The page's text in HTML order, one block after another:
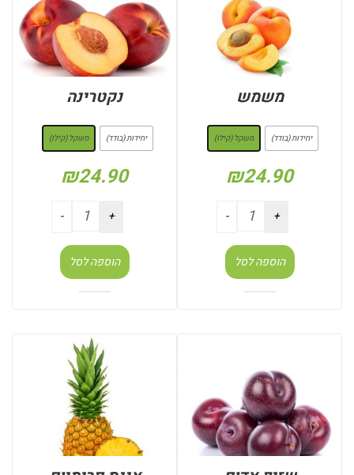
משמש
יחידות (בודד) משקל (קילו)
₪24.90
הוספה לסל
נקטרינה
יחידות (בודד) משקל (קילו)
₪24.90
הוספה לסל